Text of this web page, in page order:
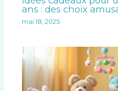
ans : des choix
mai 18, 2025